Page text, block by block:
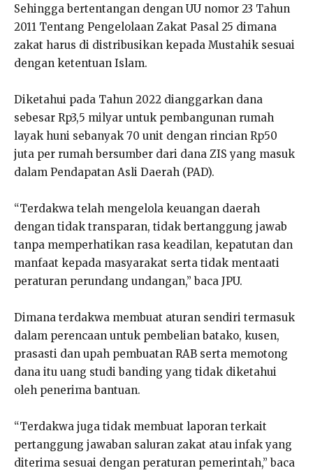
Sehingga bertentangan dengan UU nomor 23 Tahun
2011 Tentang Pengelolaan Zakat Pasal 25 dimana
zakat harus di distribusikan kepada Mustahik sesuai
dengan ketentuan Islam.
Diketahui pada Tahun 2022 dianggarkan dana
sebesar Rp3,5 milyar untuk pembangunan rumah
layak huni sebanyak 70 unit dengan rincian Rp50
juta per rumah bersumber dari dana ZIS yang masuk
dalam Pendapatan Asli Daerah (PAD).
“Terdakwa telah mengelola keuangan daerah
dengan tidak transparan, tidak bertanggung jawab
tanpa memperhatikan rasa keadilan, kepatutan dan
manfaat kepada masyarakat serta tidak mentaati
peraturan perundang undangan,” baca JPU.
Dimana terdakwa membuat aturan sendiri termasuk
dalam perencaan untuk pembelian batako, kusen,
prasasti dan upah pembuatan RAB serta memotong
dana itu uang studi banding yang tidak diketahui
oleh penerima bantuan.
“Terdakwa juga tidak membuat laporan terkait
pertanggung jawaban saluran zakat atau infak yang
diterima sesuai dengan peraturan pemerintah,” baca